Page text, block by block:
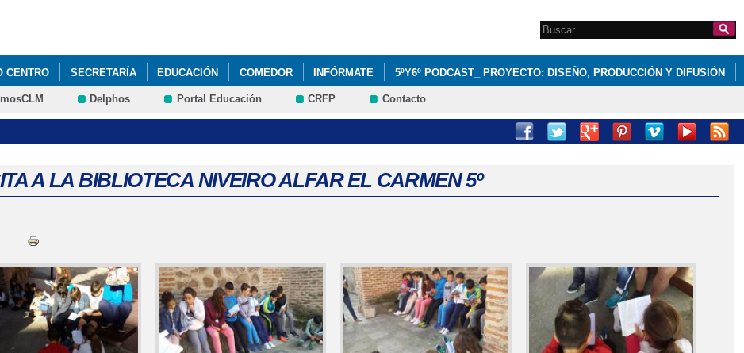
Formulario de
búsqueda
Search this site
CENTRO SECRETARÍA EDUCACIÓN COMEDOR INFÓRMATE 5ºY6º PODCAST_ PROYECTO: DISEÑO, PRODUCCIÓN Y DIFUSIÓN
Delphos Portal Educación CRFP Contacto
A LA BIBLIOTECA NIVEIRO ALFAR EL CARMEN 5º